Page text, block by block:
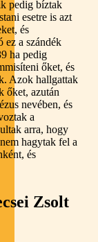
pedig bíztak
esetre is azt
és
ez a szándék
ha pedig
őket, és
Azok hallgattak
őket, azután
nevében, és
a
arra, hogy
hagytak fel a
és
Zsolt